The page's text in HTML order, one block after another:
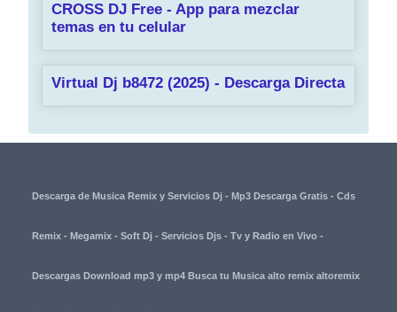
CROSS DJ Free - App para mezclar
temas en tu celular
Virtual Dj b8472 (2025) - Descarga Directa
Descarga de Musica Remix y Servicios Dj - Mp3 Descarga Gratis - Cds
Remix - Megamix - Soft Dj - Servicios Djs - Tv y Radio en Vivo -
Descargas Download mp3 y mp4 Busca tu Musica alto remix altoremix